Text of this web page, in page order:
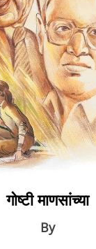
गोष्टी माणसांच्या
By